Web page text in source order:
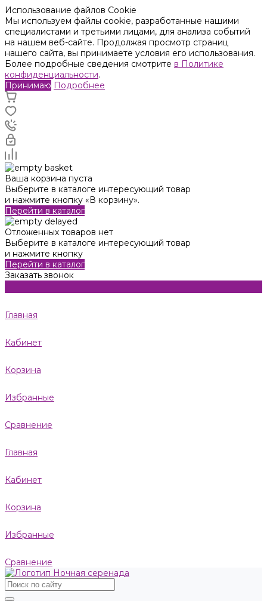
Использование файлов Cookie
Мы используем файлы cookie, разработанные нашими
специалистами и третьими лицами, для анализа событий
на нашем веб-сайте. Продолжая просмотр страниц
нашего сайта, вы принимаете условия его использования.
Более подробные сведения смотрите в Политике
конфиденциальности.
Принимаю Подробнее
Ваша корзина пуста
Выберите в каталоге интересующий товар
и нажмите кнопку «В корзину».
Перейти в каталог
Отложенных товаров нет
Выберите в каталоге интересующий товар
и нажмите кнопку
Перейти в каталог
Заказать звонок
Главная
Кабинет
Корзина
Избранные
Сравнение
Главная
Кабинет
Корзина
Избранные
Сравнение